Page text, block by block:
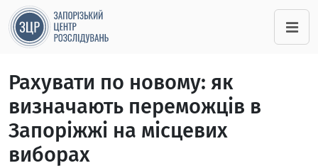
Рахувати по новому: як
визначають переможців в
Запоріжжі на місцевих
виборах